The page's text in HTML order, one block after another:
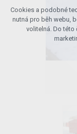
Přijmout
Cookies a podobné
nutná pro běh webu,
volitelná. Do této